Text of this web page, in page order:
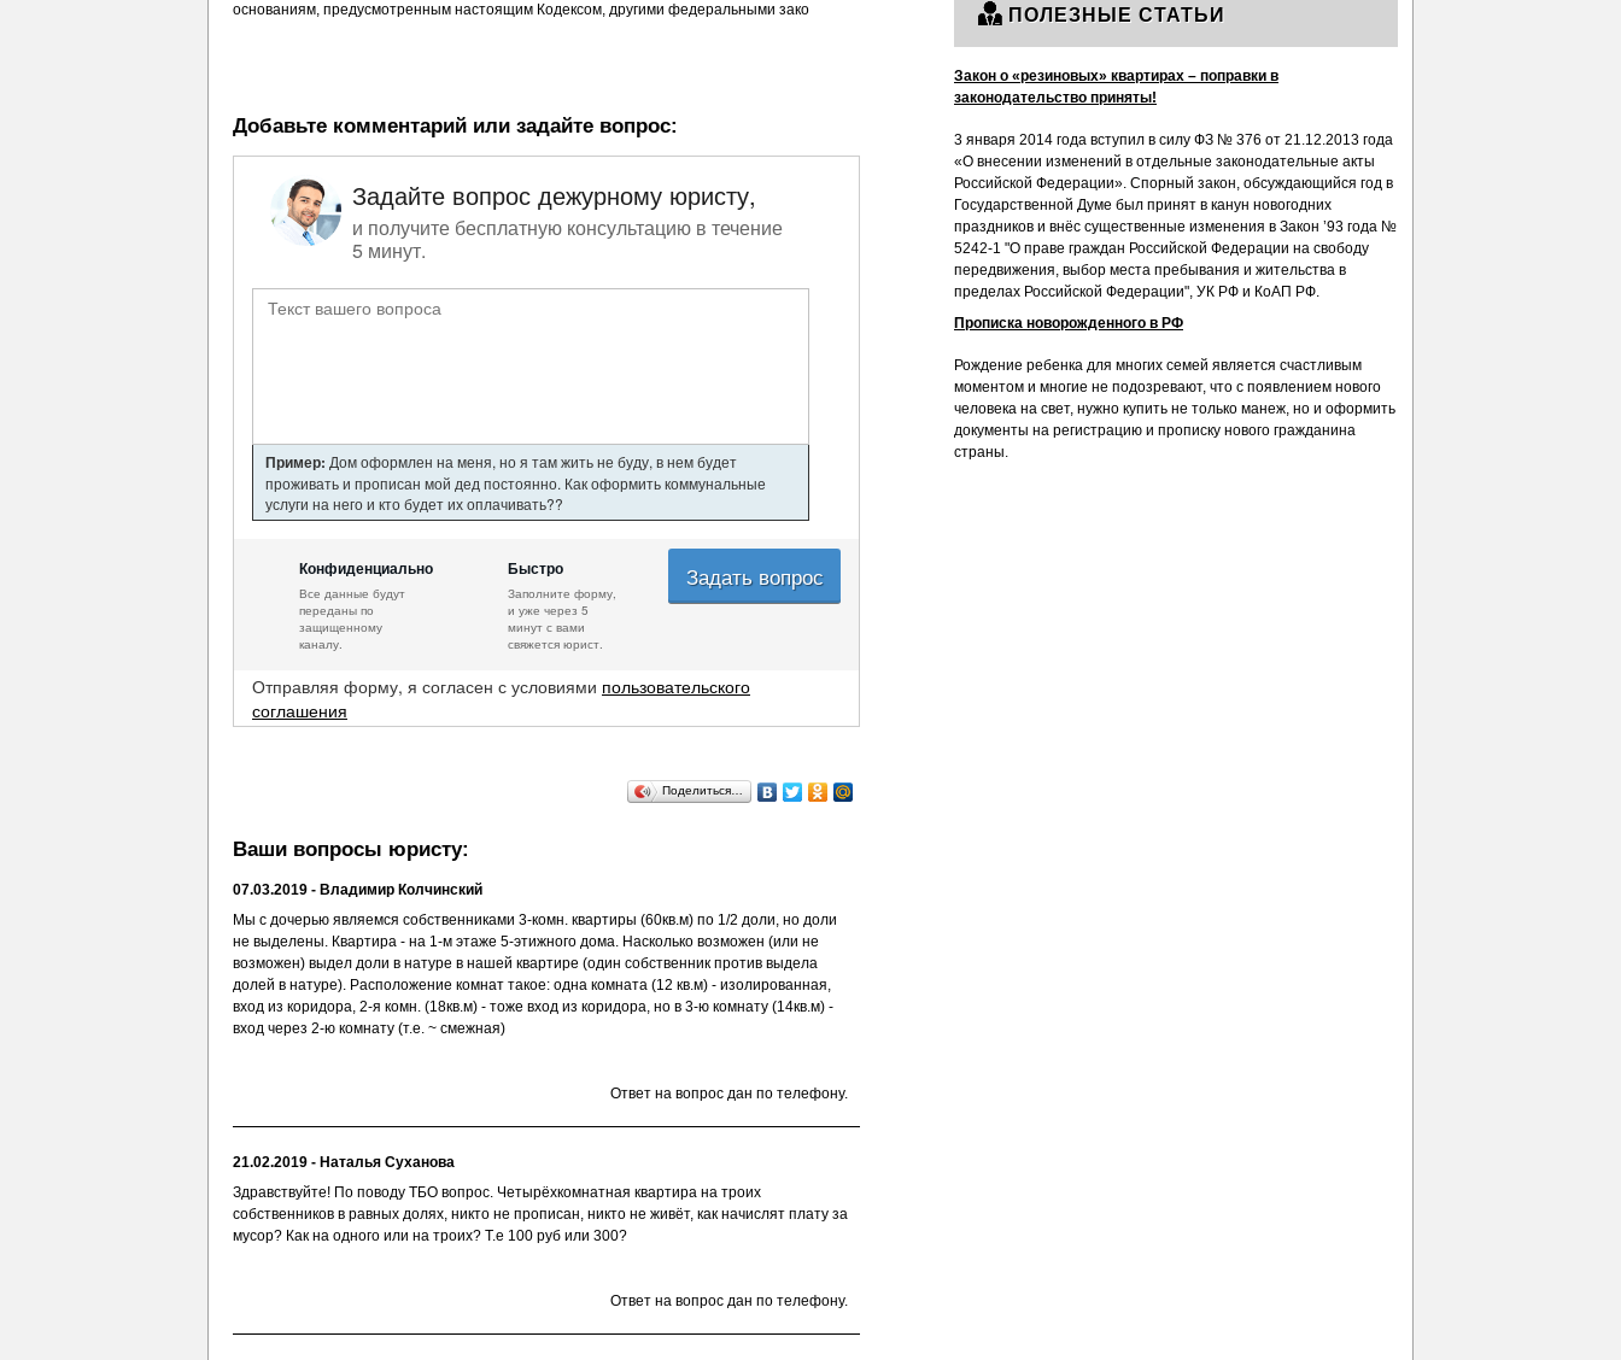
основаниям, предусмотренным настоящим Кодексом, другими федеральными зако
Добавьте комментарий или задайте вопрос:
Задайте вопрос дежурному юристу,
и получите бесплатную консультацию в течение
5 минут.
Пример: Дом оформлен на меня, но я там жить не буду, в нем будет
проживать и прописан мой дед постоянно. Как оформить коммунальные
услуги на него и кто будет их оплачивать??
Конфиденциально
Все данные будут
переданы по
защищенному
каналу.
Быстро
Заполните форму,
и уже через 5
минут с вами
свяжется юрист.
Задать вопрос
Отправляя форму, я согласен с условиями пользовательского
соглашения
Поделиться…
Ваши вопросы юристу:
07.03.2019 - Владимир Колчинский
Мы с дочерью являемся собственниками 3-комн. квартиры (60кв.м) по 1/2 доли, но доли
не выделены. Квартира - на 1-м этаже 5-этижного дома. Насколько возможен (или не
возможен) выдел доли в натуре в нашей квартире (один собственник против выдела
долей в натуре). Расположение комнат такое: одна комната (12 кв.м) - изолированная,
вход из коридора, 2-я комн. (18кв.м) - тоже вход из коридора, но в 3-ю комнату (14кв.м) -
вход через 2-ю комнату (т.е. ~ смежная)
Ответ на вопрос дан по телефону.
21.02.2019 - Наталья Суханова
Здравствуйте! По поводу ТБО вопрос. Четырёхкомнатная квартира на троих
собственников в равных долях, никто не прописан, никто не живёт, как начислят плату за
мусор? Как на одного или на троих? Т.е 100 руб или 300?
Ответ на вопрос дан по телефону.
ПОЛЕЗНЫЕ СТАТЬИ
Закон о «резиновых» квартирах – поправки в
законодательство приняты!
3 января 2014 года вступил в силу ФЗ № 376 от 21.12.2013 года
«О внесении изменений в отдельные законодательные акты
Российской Федерации». Спорный закон, обсуждающийся год в
Государственной Думе был принят в канун новогодних
праздников и внёс существенные изменения в Закон ’93 года №
5242-1 "О праве граждан Российской Федерации на свободу
передвижения, выбор места пребывания и жительства в
пределах Российской Федерации", УК РФ и КоАП РФ.
Прописка новорожденного в РФ
Рождение ребенка для многих семей является счастливым
моментом и многие не подозревают, что с появлением нового
человека на свет, нужно купить не только манеж, но и оформить
документы на регистрацию и прописку нового гражданина
страны.